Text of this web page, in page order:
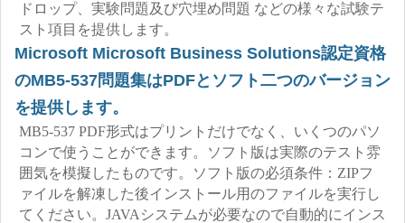
ドロップ、実験問題及び穴埋め問題 などの様々な試験テ
スト項目を提供します。
Microsoft Microsoft Business Solutions認定資格
のMB5-537問題集はPDFとソフト二つのバージョン
を提供します。
MB5-537 PDF形式はプリントだけでなく、いくつのパソ
コンで使うことができます。ソフト版は実際のテスト雰
囲気を模擬したものです。ソフト版の必須条件：ZIPフ
ァイルを解凍した後インストール用のファイルを実行し
てください。JAVAシステムが必要なので自動的にインス